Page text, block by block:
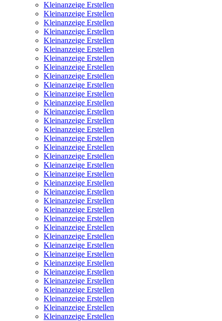
Kleinanzeige Erstellen
Kleinanzeige Erstellen
Kleinanzeige Erstellen
Kleinanzeige Erstellen
Kleinanzeige Erstellen
Kleinanzeige Erstellen
Kleinanzeige Erstellen
Kleinanzeige Erstellen
Kleinanzeige Erstellen
Kleinanzeige Erstellen
Kleinanzeige Erstellen
Kleinanzeige Erstellen
Kleinanzeige Erstellen
Kleinanzeige Erstellen
Kleinanzeige Erstellen
Kleinanzeige Erstellen
Kleinanzeige Erstellen
Kleinanzeige Erstellen
Kleinanzeige Erstellen
Kleinanzeige Erstellen
Kleinanzeige Erstellen
Kleinanzeige Erstellen
Kleinanzeige Erstellen
Kleinanzeige Erstellen
Kleinanzeige Erstellen
Kleinanzeige Erstellen
Kleinanzeige Erstellen
Kleinanzeige Erstellen
Kleinanzeige Erstellen
Kleinanzeige Erstellen
Kleinanzeige Erstellen
Kleinanzeige Erstellen
Kleinanzeige Erstellen
Kleinanzeige Erstellen
Kleinanzeige Erstellen
Kleinanzeige Erstellen